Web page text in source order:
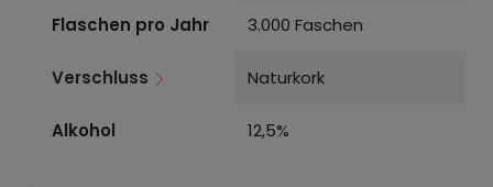
Flaschen pro Jahr 3.000 Faschen
Verschluss Naturkork
Alkohol 12,5%